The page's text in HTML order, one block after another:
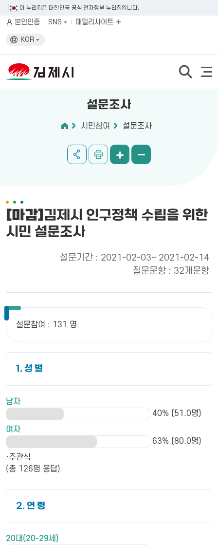
이 누리집은 대한민국 공식 전자정부 누리집입니다.
본인인증 SNS 패밀리사이트
KOR
설문조사
시민참여 설문조사
[마감] 김제시 인구정책 수립을 위한
시민 설문조사
설문기간 : 2021-02-03~ 2021-02-14
질문문항 : 32개문항
설문참여 : 131 명
1. 성 별
남자
40% (51.0명)
여자
63% (80.0명)
·주관식
(총 126명 응답)
2. 연 령
20대(20-29세)